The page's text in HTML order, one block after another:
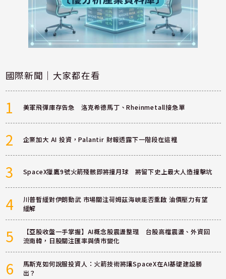
國際新聞｜大家都在看
1 美軍飛彈庫存告急 洛克希德馬丁、Rheinmetall接急單
2 企業加大 AI 投資，Palantir 財報透露下一階段在這裡
3 SpaceX獵鷹9號火箭殘骸即將撞月球 將留下史上最大人造撞擊坑
4
川普暫緩對伊朗動武 市場關注荷姆茲海峽能否重啟 油價壓力有望
緩解
5
【亞股收盤一手掌握】AI概念股震盪整理 台股高檔震盪、外資回
流南韓，日股關注匯率與債市變化
6
馬斯克如何說服投資人：火箭技術將讓SpaceX在AI基礎建設勝
出？